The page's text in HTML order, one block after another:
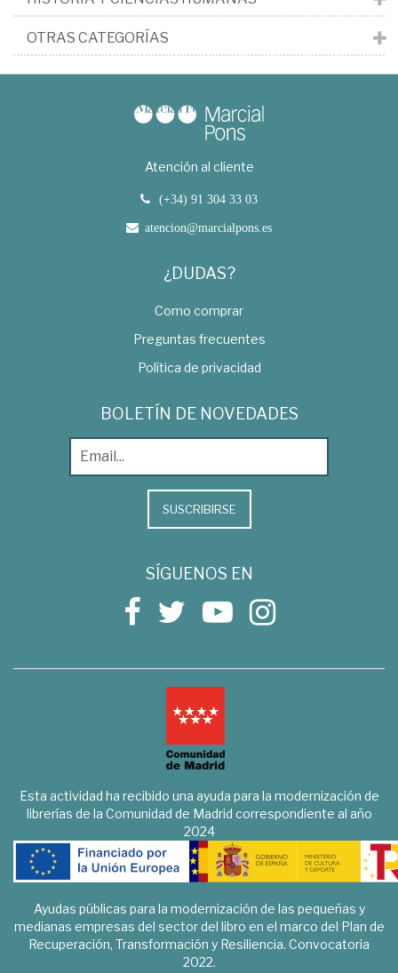
OTRAS CATEGORÍAS
Atención al cliente
(+34) 91 304 33 03
atencion@marcialpons.es
¿DUDAS?
Como comprar
Preguntas frecuentes
Política de privacidad
BOLETÍN DE NOVEDADES
SUSCRIBIRSE
SÍGUENOS EN
Esta actividad ha recibido una ayuda para la modernización de
librerías de la Comunidad de Madrid correspondiente al año
2024
Ayudas públicas para la modernización de las pequeñas y
medianas empresas del sector del libro en el marco del Plan de
Recuperación, Transformación y Resiliencia. Convocatoria
2022.